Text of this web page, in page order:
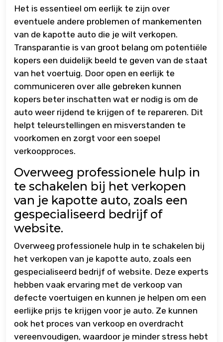
Het is essentieel om eerlijk te zijn over
eventuele andere problemen of mankementen
van de kapotte auto die je wilt verkopen.
Transparantie is van groot belang om potentiële
kopers een duidelijk beeld te geven van de staat
van het voertuig. Door open en eerlijk te
communiceren over alle gebreken kunnen
kopers beter inschatten wat er nodig is om de
auto weer rijdend te krijgen of te repareren. Dit
helpt teleurstellingen en misverstanden te
voorkomen en zorgt voor een soepel
verkoopproces.
Overweeg professionele hulp in
te schakelen bij het verkopen
van je kapotte auto, zoals een
gespecialiseerd bedrijf of
website.
Overweeg professionele hulp in te schakelen bij
het verkopen van je kapotte auto, zoals een
gespecialiseerd bedrijf of website. Deze experts
hebben vaak ervaring met de verkoop van
defecte voertuigen en kunnen je helpen om een
eerlijke prijs te krijgen voor je auto. Ze kunnen
ook het proces van verkoop en overdracht
vereenvoudigen, waardoor je minder stress hebt